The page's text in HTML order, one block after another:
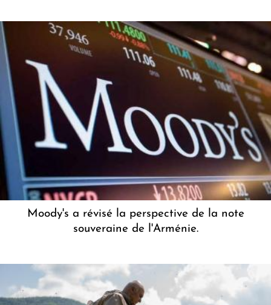
Moody's a révisé la perspective de la note
souveraine de l'Arménie.